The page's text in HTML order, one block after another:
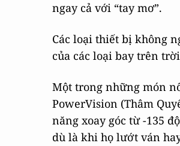
ngay cả với “tay mơ”.
Các loại thiết bị không
của các loại bay trên
Một trong những món
PowerVision (Thâm
năng xoay góc từ -135
dù là khi họ lướt ván